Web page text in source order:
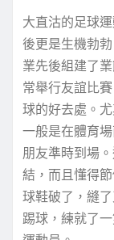
大直沽的足球
後更是生機勃
業先後組建了
常舉行友誼比
球的好去處。
一般是在體育
朋友準時到場
結，而且懂得
球鞋破了，縫
踢球，練就了